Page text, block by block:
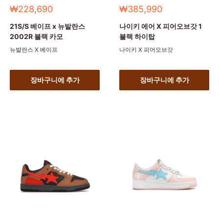
세
가
₩228,690
21S/S 베이프 x 뉴발란스
2002R 블랙 카모
뉴발란스 X 베이프
장바구니에 추가
세
가
₩385,990
나이키 에어 X 피어오브갓 1
블랙 하이탑
나이키 X 피어오브갓
장바구니에 추가